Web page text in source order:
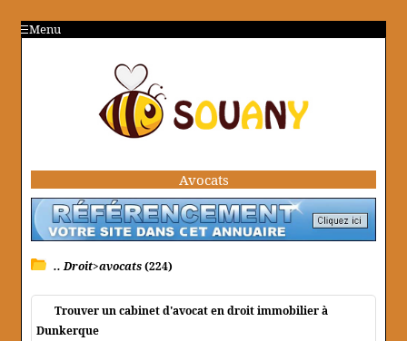
Menu
Avocats
.. Droit>avocats(224)
Trouver un cabinet d'avocat en droit immobilier à
Dunkerque